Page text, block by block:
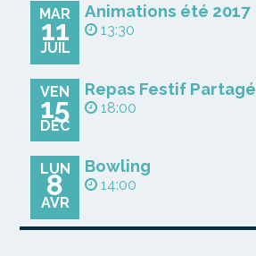
MAR
11
JUIL
Animations été 2017
13:30
VEN
15
DÉC
Repas Festif Partagé
18:00
LUN
8
AVR
Bowling
14:00